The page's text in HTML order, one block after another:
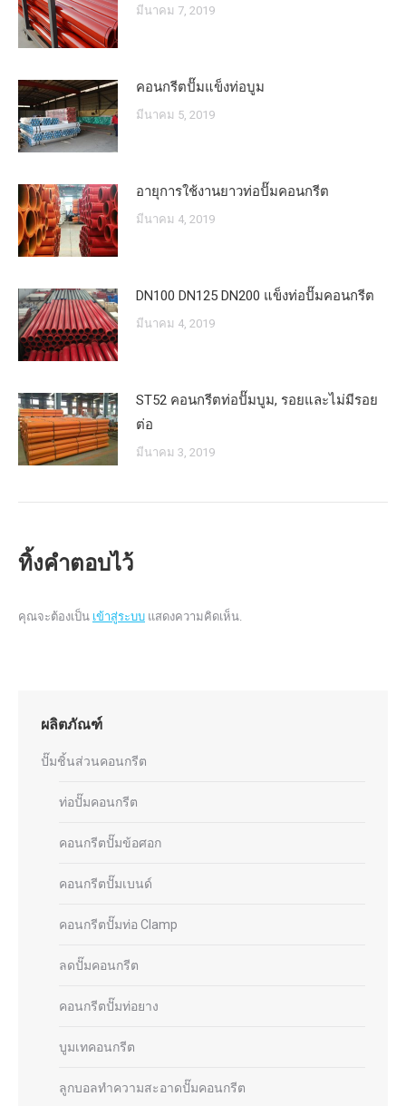
มีนาคม 7, 2019
คอนกรีตปั๊มแข็งท่อบูม
มีนาคม 5, 2019
อายุการใช้งานยาวท่อปั๊มคอนกรีต
มีนาคม 4, 2019
DN100 DN125 DN200 แข็งท่อปั๊มคอนกรีต
มีนาคม 4, 2019
ST52 คอนกรีตท่อปั๊มบูม, รอยและไม่มีรอย
ต่อ
มีนาคม 3, 2019
ทิ้งคำตอบไว้
คุณจะต้องเป็น เข้าสู่ระบบ แสดงความคิดเห็น.
ผลิตภัณฑ์
ปั๊มชิ้นส่วนคอนกรีต
ท่อปั๊มคอนกรีต
คอนกรีตปั๊มข้อศอก
คอนกรีตปั๊มเบนด์
คอนกรีตปั๊มท่อ Clamp
ลดปั๊มคอนกรีต
คอนกรีตปั๊มท่อยาง
บูมเทคอนกรีต
ลูกบอลทำความสะอาดปั๊มคอนกรีต